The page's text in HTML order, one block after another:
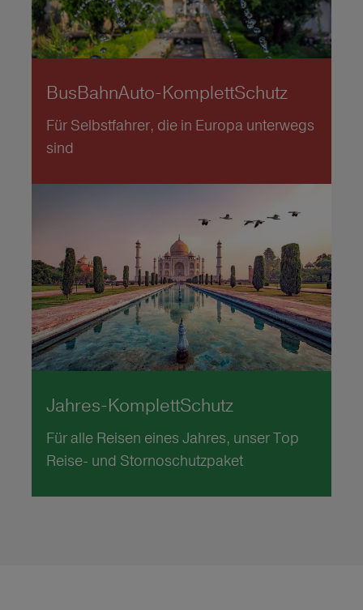
BusBahnAuto-KomplettSchutz
Für Selbstfahrer, die in Europa unterwegs
sind
Jahres-KomplettSchutz
Für alle Reisen eines Jahres, unser Top
Reise- und Stornoschutzpaket